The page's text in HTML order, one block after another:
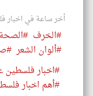
أخر ساعة في اخبار
#الخرف #الصحة
#ألوان الشعر
#اخبار فلسطين
#أهم اخبار